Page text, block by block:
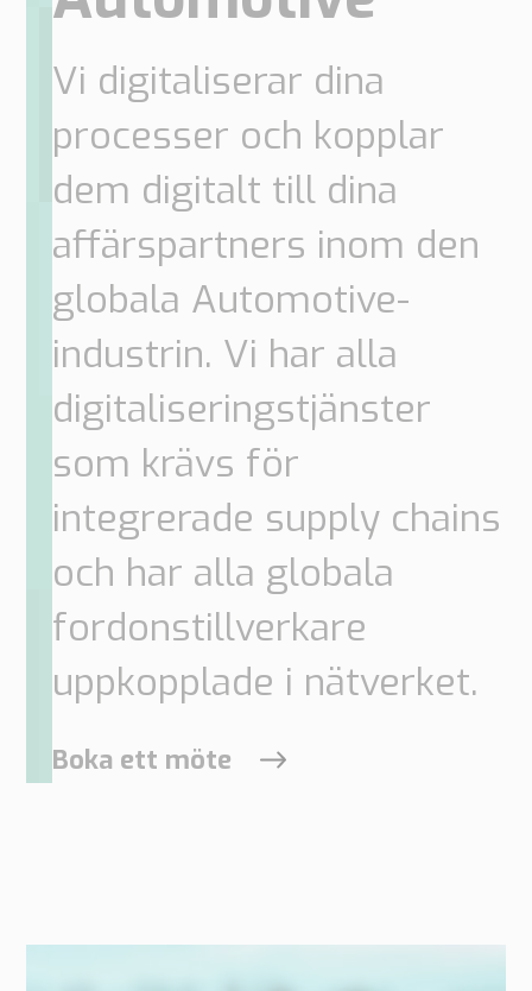
gör
Supply
Networks
Integrerad
Supply
Chain
för
Automotive
Integrerad
Supply
Chain
Retail
Supply
Management
Supply
Chain
Planning
&
&
Automotive
arbetar
Vårt
tillvägagångssätt
Vår
kunskap
erfarenhet
är
Vår
Arbeta
PipeChain
Management
Finansiell
information
Våra
certifikat
Tech
papers
Nyheter
Case
Downloads
kontor
Teknisk
support
Boka
ett
möte
Karriär
Vi digitaliserar dina
processer och kopplar
dem digitalt till dina
affärspartners inom den
globala Automotive-
industrin. Vi har alla
digitaliseringstjänster
som krävs för
integrerade supply chains
och har alla globala
fordonstillverkare
uppkopplade i nätverket.
Boka ett möte